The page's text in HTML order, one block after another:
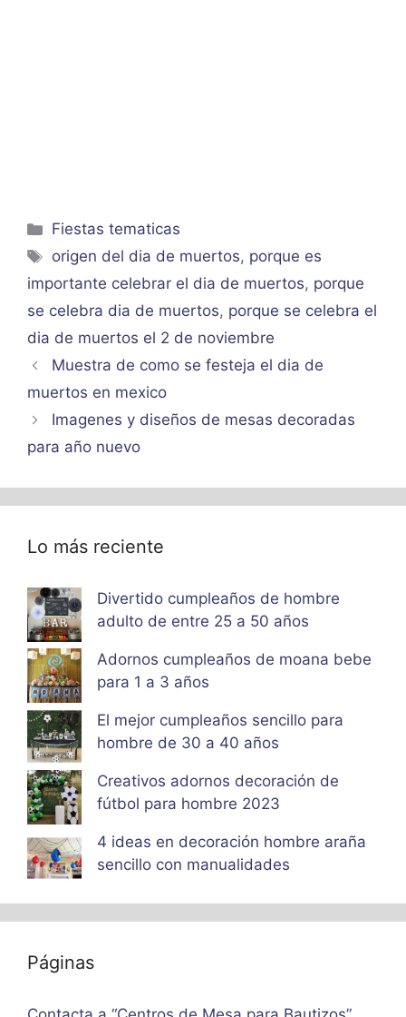
Categorías
Fiestas tematicas
Etiquetas
origen del dia de muertos, porque es
importante celebrar el dia de muertos, porque
se celebra dia de muertos, porque se celebra el
dia de muertos el 2 de noviembre
Muestra de como se festeja el dia de
muertos en mexico
Imagenes y diseños de mesas decoradas
para año nuevo
Lo más reciente
Divertido cumpleaños de hombre
adulto de entre 25 a 50 años
Adornos cumpleaños de moana bebe
para 1 a 3 años
El mejor cumpleaños sencillo para
hombre de 30 a 40 años
Creativos adornos decoración de
fútbol para hombre 2023
4 ideas en decoración hombre araña
sencillo con manualidades
Páginas